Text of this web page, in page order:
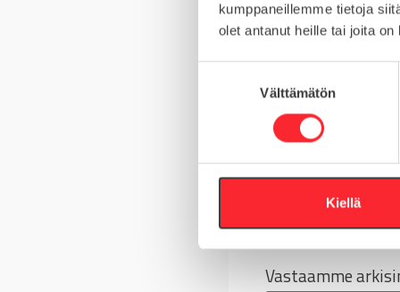
kumppaneillemme tietoja
olet antanut heille tai joita
k
Välttämätön
Kiellä
Kysy tuotteista:
Asiakaspalvelu 8-
Tai lähetä
Vastaamme